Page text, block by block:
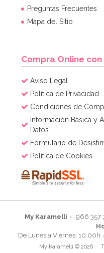
Preguntas Frecuentes
Mapa del Sitio
Compra Online
Aviso Legal
Política de Privacidad
Condiciones de
Información Básica y
Datos
Formulario de
Política de Cookies
My Karamelli 966 357
De Lunes a Viernes:
My Karamelli © 2026